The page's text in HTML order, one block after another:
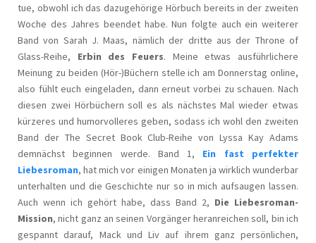
tue, obwohl ich das dazugehörige Hörbuch bereits in der zweiten
Woche des Jahres beendet habe. Nun folgte auch ein weiterer
Band von Sarah J. Maas, nämlich der dritte aus der Throne of
Glass-Reihe, Erbin des Feuers. Meine etwas ausführlichere
Meinung zu beiden (Hör-)Büchern stelle ich am Donnerstag online,
also fühlt euch eingeladen, dann erneut vorbei zu schauen. Nach
diesen zwei Hörbüchern soll es als nächstes Mal wieder etwas
kürzeres und humorvolleres geben, sodass ich wohl den zweiten
Band der The Secret Book Club-Reihe von Lyssa Kay Adams
demnächst beginnen werde. Band 1, Ein fast perfekter
Liebesroman, hat mich vor einigen Monaten ja wirklich wunderbar
unterhalten und die Geschichte nur so in mich aufsaugen lassen.
Auch wenn ich gehört habe, dass Band 2, Die Liebesroman-
Mission, nicht ganz an seinen Vorgänger heranreichen soll, bin ich
gespannt darauf, Mack und Liv auf ihrem ganz persönlichen,